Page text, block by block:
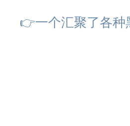
👉一个汇聚了各种